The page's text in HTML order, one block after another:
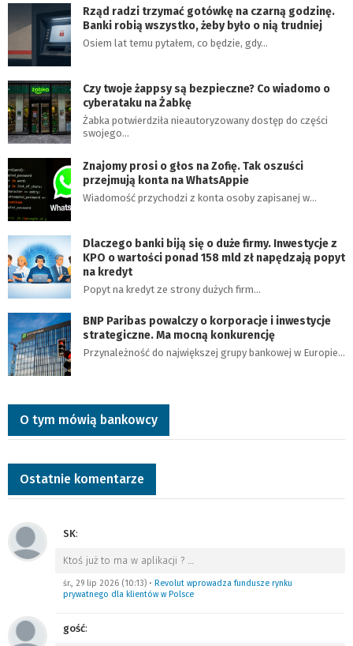
Rząd radzi trzymać gotówkę na czarną godzinę.
Banki robią wszystko, żeby było o nią trudniej
Osiem lat temu pytałem, co będzie, gdy…
Czy twoje żappsy są bezpieczne? Co wiadomo o
cyberataku na Żabkę
Żabka potwierdziła nieautoryzowany dostęp do części
swojego…
Znajomy prosi o głos na Zofię. Tak oszuści
przejmują konta na WhatsAppie
Wiadomość przychodzi z konta osoby zapisanej w…
Dlaczego banki biją się o duże firmy. Inwestycje z
KPO o wartości ponad 158 mld zł napędzają popyt
na kredyt
Popyt na kredyt ze strony dużych firm…
BNP Paribas powalczy o korporacje i inwestycje
strategiczne. Ma mocną konkurencję
Przynależność do największej grupy bankowej w Europie…
O tym mówią bankowcy
Ostatnie komentarze
SK:
Ktoś już to ma w aplikacji ? …
śr., 29 lip 2026 (10:13) • Revolut wprowadza fundusze rynku
prywatnego dla klientów w Polsce
gość: